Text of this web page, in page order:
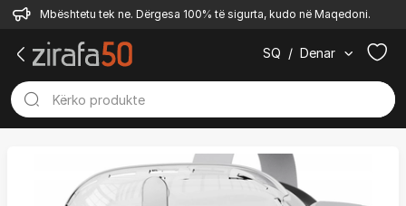
Mbështetu tek ne. Dërgesa 100% të sigurta, kudo në Maqedoni.
SQ / Denar